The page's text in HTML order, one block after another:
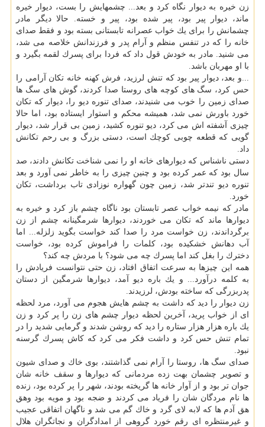
زن خیره به دیوار نگاه كرد و بعد... چشمهایش را بست، دیوار خیره
ماند، دیوار پیر بود، پیر شده بود، پیر و خسته. حالا دیگر مادر
چشمانش را برای یك خواب عصرانه تابستانی بسته بود و فقط صدای
خانه را كه در تنفس منظم و آرام پدر و فرزندانش خلاصه می شد،
می شنید. مادر به خودش قول داد كه فردا برای پسرك لقمه بگیرد و
با او مهربان باشد.
...و بعد، دیوار پیر بود كه تنش لرزید، فرش كهنه خانه تكان آرامی را
حس كرد، سگ های كوچه های روستا صدا كردند، گوش های سگ ها
صدای زمین را خوب می شنیدند، صدای تنوره دیو را، دیوار كه تكان
خورد باورش نمی شد، همیشه محكم و استوار ایستاده بود، اما حالا
چیزی آشفته اش می كرد، دیو تنوره كشید، زمین بی قرار شد، دیوار
گویی كه قطعه چوبی كوچك است، دستی بزرگ و بی رحم تكانش
داد.
دستی ناشناس كه دیوارهای خانه او را نمی شناخت تكانش دادند، صد
سال بود كه عمر كرده بود و چنین چیزی را به خاطر نمی آورد و بعد
تنوره دیو تندتر شد، زمین چون گهواره نوزادی تاب برداشت، تكان
خورد.
مادر كه نیمه خواب عصر تابستان بود ناگاه چشم باز كرد و خیره به
دیوارها ماند كه تكان می خوردند، دیوارها شرمگینانه چشم از زن
برگرداندند، زن خواست مرد را صدا كند خواست بگوید زلزله... اما
آب دهانش خشكیده بود، كلمات را فراموش كرده بود، خواست
دخترك را بغل كند اما پسرك چه می شود؟ با مردش چه كند؟
همه این چیزها به سرعت اتفاق افتاد، زن حتی نتوانست فریادش را
به كلمه درآورد... و یك باره دیو آمد، دیوارها شرمگین از دستان
پدربزرگی كه ساخته بودش، لرزیدند.
زن دیوار را دید كه داشت به چشم هایش هجوم می آورد، مرد لحظه
ای از خواب پرید، آخرین لحظه دیوار چشم های زن را پر كرد و زن
یك باره هزار هزار ستاره را دید كه روشن شدند و گرمایی شدید را در
تمام تنش حس كرد و داشت فكر می كرد كه كاش پسرك گرسنه
نبود.
صدای سگ ها، روستا را آرام نمی گذاشتند، بوی خاك و صدای شیون
و تصویر چشمان بهت زده مردمانی كه دیوارها و سقف خانه شان
جوان تر بود و از آوار خانه ها گریخته بودند، شهر را پر كرده بود، زنده
ها نام مردگان شان را فریاد می كردند و ضجه بود و مویه بود وهق
هق آدم ها كه لابه لای گرد و خاك گم می شد و ناگهان اتفاقی عجیب
و غیرمنتظره ای رقم خورد گروهی از امدادگران و نجاتگران هلال